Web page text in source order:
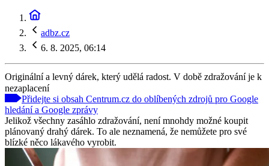
adbz.cz
6. 8. 2025, 06:14
Originální a levný dárek, který udělá radost. V době zdražování je k
nezaplacení
Přidejte si obsah Centrum.cz do oblíbených zdrojů pro Google
hledání a Google zprávy
Jelikož všechny zasáhlo zdražování, není mnohdy možné koupit
plánovaný drahý dárek. To ale neznamená, že nemůžete pro své
blízké něco lákavého vyrobit.